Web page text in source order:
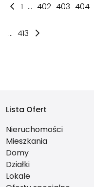
1 ... 402 403 404
... 413
Lista Ofert
Nieruchomości
Mieszkania
Domy
Działki
Lokale